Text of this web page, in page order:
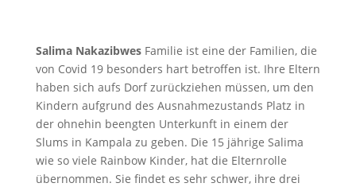
Salima NakazibwesFamilie ist eine der Familien, die
von Covid 19 besonders hart betroffen ist. Ihre Eltern
haben sich aufs Dorf zurückziehen müssen, um den
Kindern aufgrund des Ausnahmezustands Platz in
der ohnehin beengten Unterkunft in einem der
Slums in Kampala zu geben. Die 15 jährige Salima
wie so viele Rainbow Kinder, hat die Elternrolle
übernommen. Sie findet es sehr schwer, ihre drei